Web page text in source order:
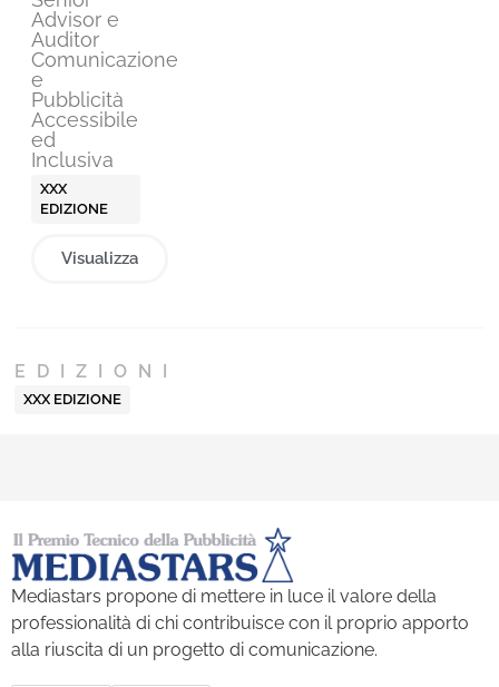
Advisor e
Auditor
Comunicazione
e
Pubblicità
Accessibile
ed
Inclusiva
XXX
EDIZIONE
Visualizza
EDIZIONI
XXX EDIZIONE
Mediastars propone di mettere in luce il valore della
professionalità di chi contribuisce con il proprio apporto
alla riuscita di un progetto di comunicazione.